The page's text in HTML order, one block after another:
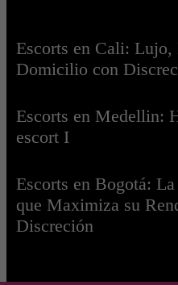
Escorts en Cali:
Domicilio con
Escorts en Medellin:
escort I
Escorts en Bogotá:
que Maximiza su
Discreción